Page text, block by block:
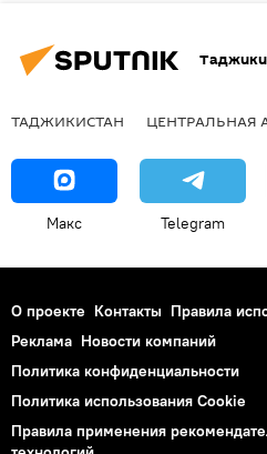
ТАДЖИКИСТАН ЦЕНТРАЛЬНАЯ
Макс Telegram
О проекте Контакты Правила
Реклама Новости компаний
Политика конфиденциальности
Политика использования Cookie
Правила применения